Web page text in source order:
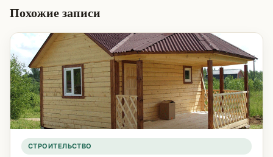
Похожие записи
СТРОИТЕЛЬСТВО